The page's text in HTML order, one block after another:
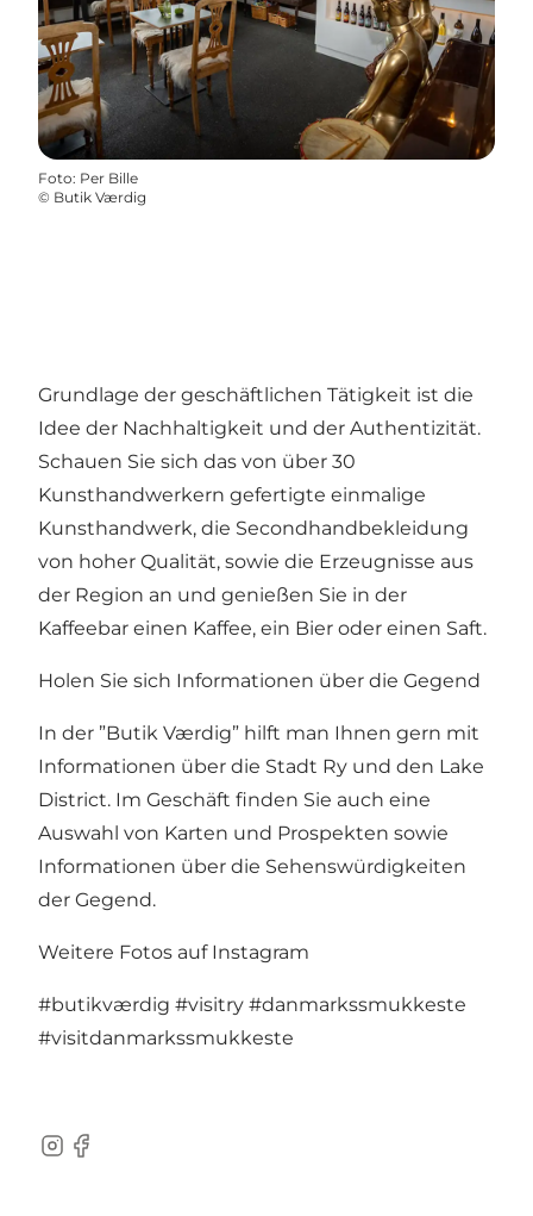
Foto: Per Bille
© Butik Værdig
Grundlage der geschäftlichen Tätigkeit ist die
Idee der Nachhaltigkeit und der Authentizität.
Schauen Sie sich das von über 30
Kunsthandwerkern gefertigte einmalige
Kunsthandwerk, die Secondhandbekleidung
von hoher Qualität, sowie die Erzeugnisse aus
der Region an und genießen Sie in der
Kaffeebar einen Kaffee, ein Bier oder einen Saft.
Holen Sie sich Informationen über die Gegend
In der ”Butik Værdig” hilft man Ihnen gern mit
Informationen über die Stadt Ry und den Lake
District. Im Geschäft finden Sie auch eine
Auswahl von Karten und Prospekten sowie
Informationen über die Sehenswürdigkeiten
der Gegend.
Weitere Fotos auf Instagram
#butikværdig #visitry #danmarkssmukkeste
#visitdanmarkssmukkeste
Instagram
Facebook